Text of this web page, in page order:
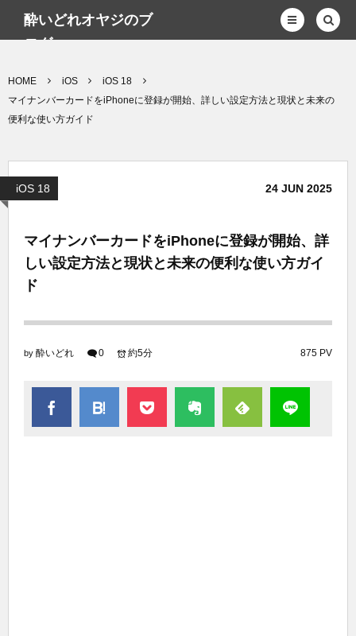
酔いどれオヤジのブ
ログwp
HOME iOS
iOS 18
マイナンバーカードをiPhoneに登録が開始、詳しい設定方法と現状と未来の
便利な使い方ガイド
iOS 18 24 JUN 2025
マイナンバーカードをiPhoneに登録が開始、詳
しい設定方法と現状と未来の便利な使い方ガイ
ド
by 酔いどれ 0 875 PV
約5分